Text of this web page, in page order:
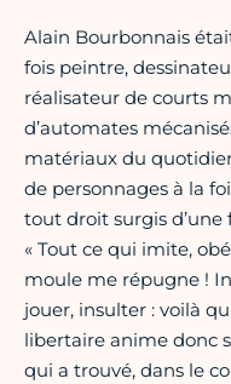
Alain Bourbonnais
fois peintre,
réalisateur de courts
d’automates
matériaux du
de personnages à la
tout droit surgis d’une
« Tout ce qui imite,
moule me répugne !
jouer, insulter : voilà
libertaire anime donc
qui a trouvé, dans le